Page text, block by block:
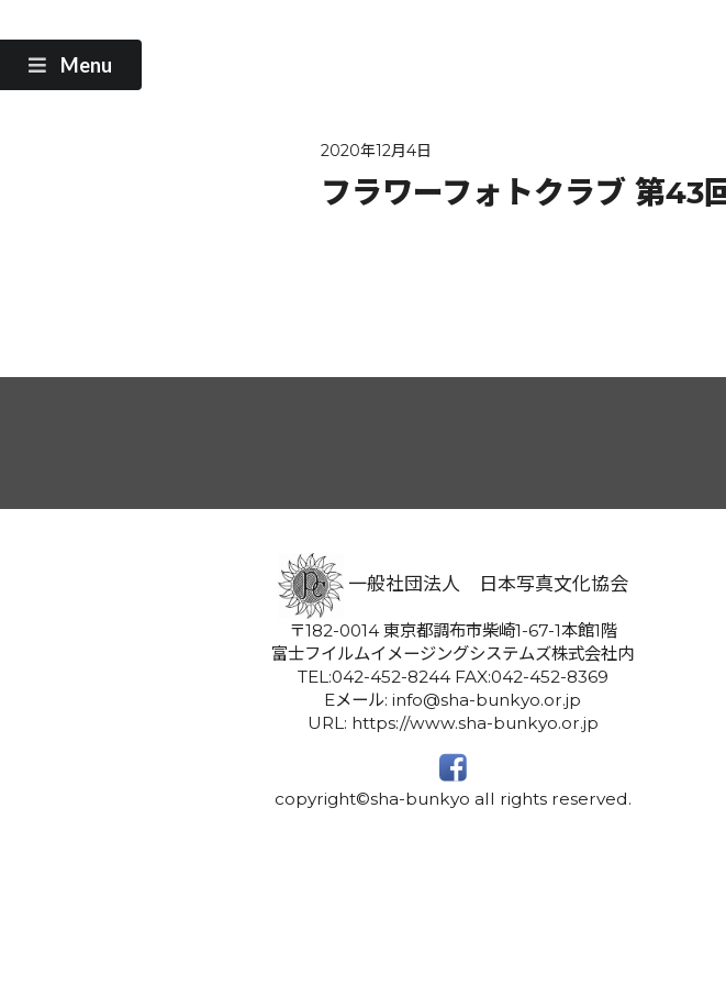
Menu
2020年12月4日
フラワーフォトクラブ 第43
一般社団法人 日本写真文化協会
〒182-0014 東京都調布市柴崎1-67-1本館1階
富士フイルムイメージングシステムズ株式会社内
TEL:042-452-8244 FAX:042-452-8369
Eメール: info@sha-bunkyo.or.jp
URL: https://www.sha-bunkyo.or.jp
copyright©sha-bunkyo all rights reserved.